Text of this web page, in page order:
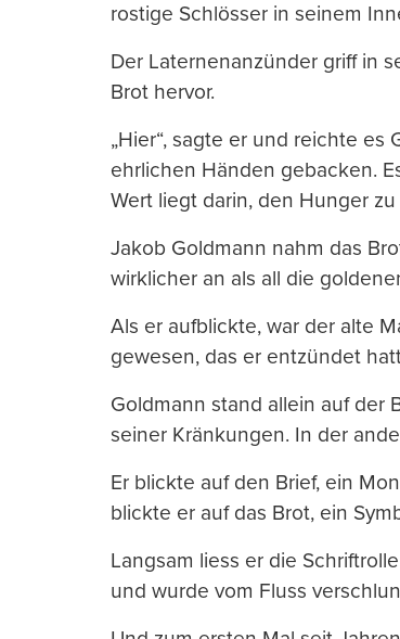
rostige Schlösser in seinem
Der Laternenanzünder griff in
Brot hervor.
„Hier“, sagte er und reichte es
ehrlichen Händen gebacken.
Wert liegt darin, den Hunger zu
Jakob Goldmann nahm das
wirklicher an als all die
Als er aufblickte, war der alte
gewesen, das er entzündet
Goldmann stand allein auf der
seiner Kränkungen. In der
Er blickte auf den Brief, ein
blickte er auf das Brot, ein
Langsam liess er die
und wurde vom Fluss